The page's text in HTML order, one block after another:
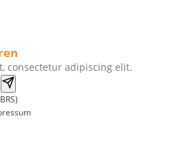
consectetur adipiscing elit.